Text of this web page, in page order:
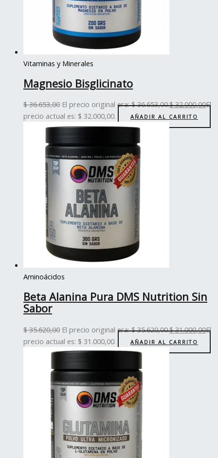
Vitaminas y Minerales
Magnesio Bisglicinato
$36.653,00 El precio original era: $ 36.653,00.$32.000,00El
precio actual es: $ 32.000,00.
AÑADIR AL CARRITO
Aminoácidos
Beta Alanina Pura DMS Nutrition Sin
Sabor
$35.620,00 El precio original era: $ 35.620,00.$31.000,00El
precio actual es: $ 31.000,00.
AÑADIR AL CARRITO